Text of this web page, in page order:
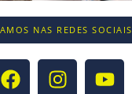
NAS REDES SOCIAIS